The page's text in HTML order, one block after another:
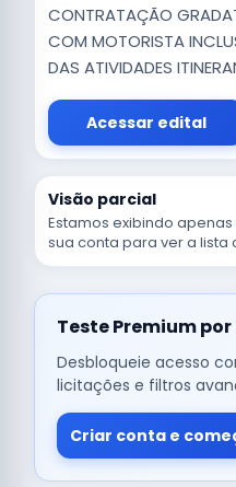
CONTRATAÇÃO
COM MOTORISTA
DAS ATIVIDADES
Acessar edital
Visão parcial
Estamos exibindo
sua conta para ver a lista
Teste Premium
Desbloqueie acesso
licitações e filtros
Criar conta e